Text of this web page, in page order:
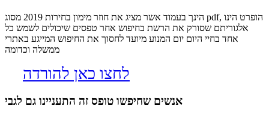
הינך בעמוד אשר מציג את חוזר מימון בחירות 2019 מסוג pdf, הופרט הינו
אלגוריתם שסורק את הרשת בחיפוש אחר טפסים שיכולים לשמש כל
אחד בחיי היום יום המנוע מיועד לחסוך את החיפוש המייגע באתרי
ממשלה וכדומה
לחצו כאן להורדה
אנשים שחיפשו טופס זה התעניינו גם לגבי